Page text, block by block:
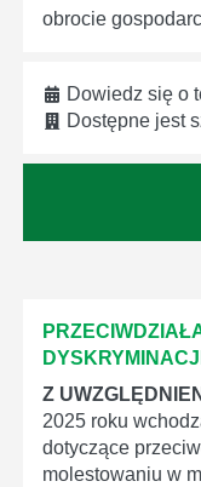
obrocie
Dowiedz się o
Dostępne jest
Z
2025 roku
dotyczące
molestowaniu w